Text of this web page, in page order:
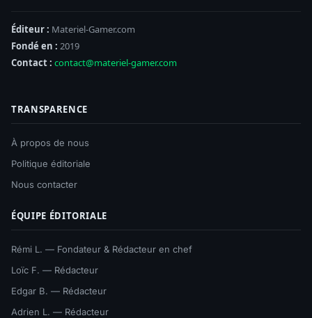
Éditeur : Materiel-Gamer.com
Fondé en : 2019
Contact : contact@materiel-gamer.com
TRANSPARENCE
À propos de nous
Politique éditoriale
Nous contacter
ÉQUIPE ÉDITORIALE
Rémi L. — Fondateur & Rédacteur en chef
Loïc F. — Rédacteur
Edgar B. — Rédacteur
Adrien L. — Rédacteur